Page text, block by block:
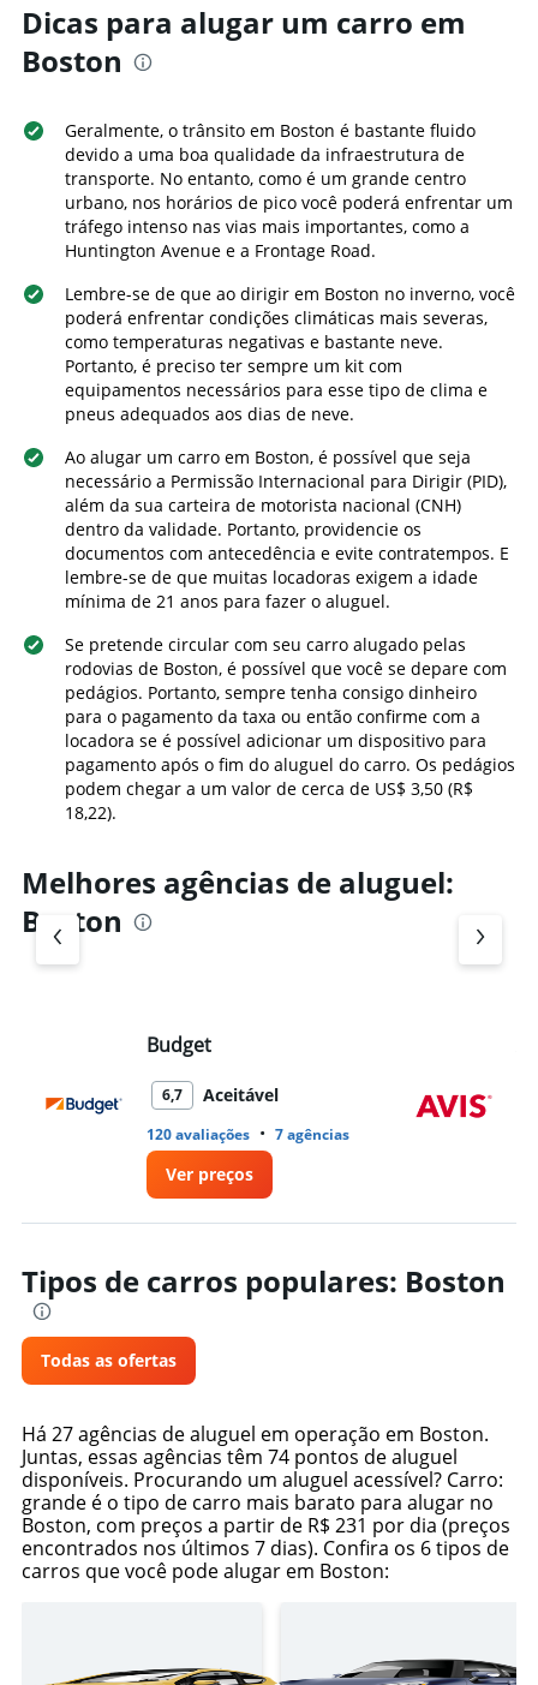
Dicas para alugar um carro em
Boston
Geralmente, o trânsito em Boston é bastante fluido
devido a uma boa qualidade da infraestrutura de
transporte. No entanto, como é um grande centro
urbano, nos horários de pico você poderá enfrentar um
tráfego intenso nas vias mais importantes, como a
Huntington Avenue e a Frontage Road.
Lembre-se de que ao dirigir em Boston no inverno, você
poderá enfrentar condições climáticas mais severas,
como temperaturas negativas e bastante neve.
Portanto, é preciso ter sempre um kit com
equipamentos necessários para esse tipo de clima e
pneus adequados aos dias de neve.
Ao alugar um carro em Boston, é possível que seja
necessário a Permissão Internacional para Dirigir (PID),
além da sua carteira de motorista nacional (CNH)
dentro da validade. Portanto, providencie os
documentos com antecedência e evite contratempos. E
lembre-se de que muitas locadoras exigem a idade
mínima de 21 anos para fazer o aluguel.
Se pretende circular com seu carro alugado pelas
rodovias de Boston, é possível que você se depare com
pedágios. Portanto, sempre tenha consigo dinheiro
para o pagamento da taxa ou então confirme com a
locadora se é possível adicionar um dispositivo para
pagamento após o fim do aluguel do carro. Os pedágios
podem chegar a um valor de cerca de US$ 3,50 (R$
18,22).
Melhores agências de aluguel:
Boston
Budget
6,7 Aceitável
120 avaliações • 7 agências
Ver preços
Tipos de carros populares: Boston
Todas as ofertas
Há 27 agências de aluguel em operação em Boston.
Juntas, essas agências têm 74 pontos de aluguel
disponíveis. Procurando um aluguel acessível? Carro:
grande é o tipo de carro mais barato para alugar no
Boston, com preços a partir de R$ 231 por dia (preços
encontrados nos últimos 7 dias). Confira os 6 tipos de
carros que você pode alugar em Boston: